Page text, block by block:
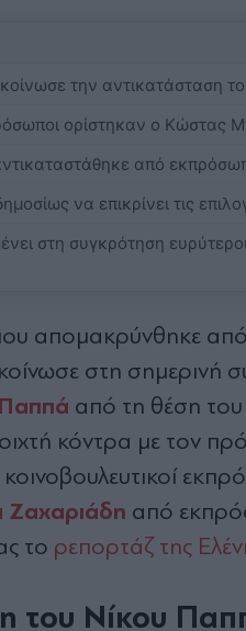
την αντικατάσταση
ορίστηκαν ο
από
να επικρίνει τις
στη συγκρότηση
απομακρύνθηκε από
στη σημερινή
Παππά από τη θέση
κόντρα με τον
κοινοβουλευτικοί
από
το ρεπορτάζ της
του Νίκου